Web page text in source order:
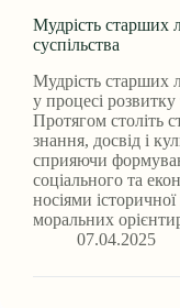
Мудрість старших
суспільства
Мудрість старших
у процесі розвитку
Протягом століть
знання, досвід і
сприяючи
соціального та
носіями
моральних
07.04.2025